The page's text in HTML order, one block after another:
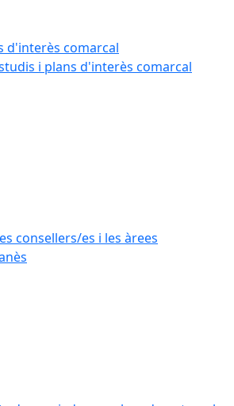
d'interès comarcal
i plans d'interès comarcal
consellers/es i les àrees